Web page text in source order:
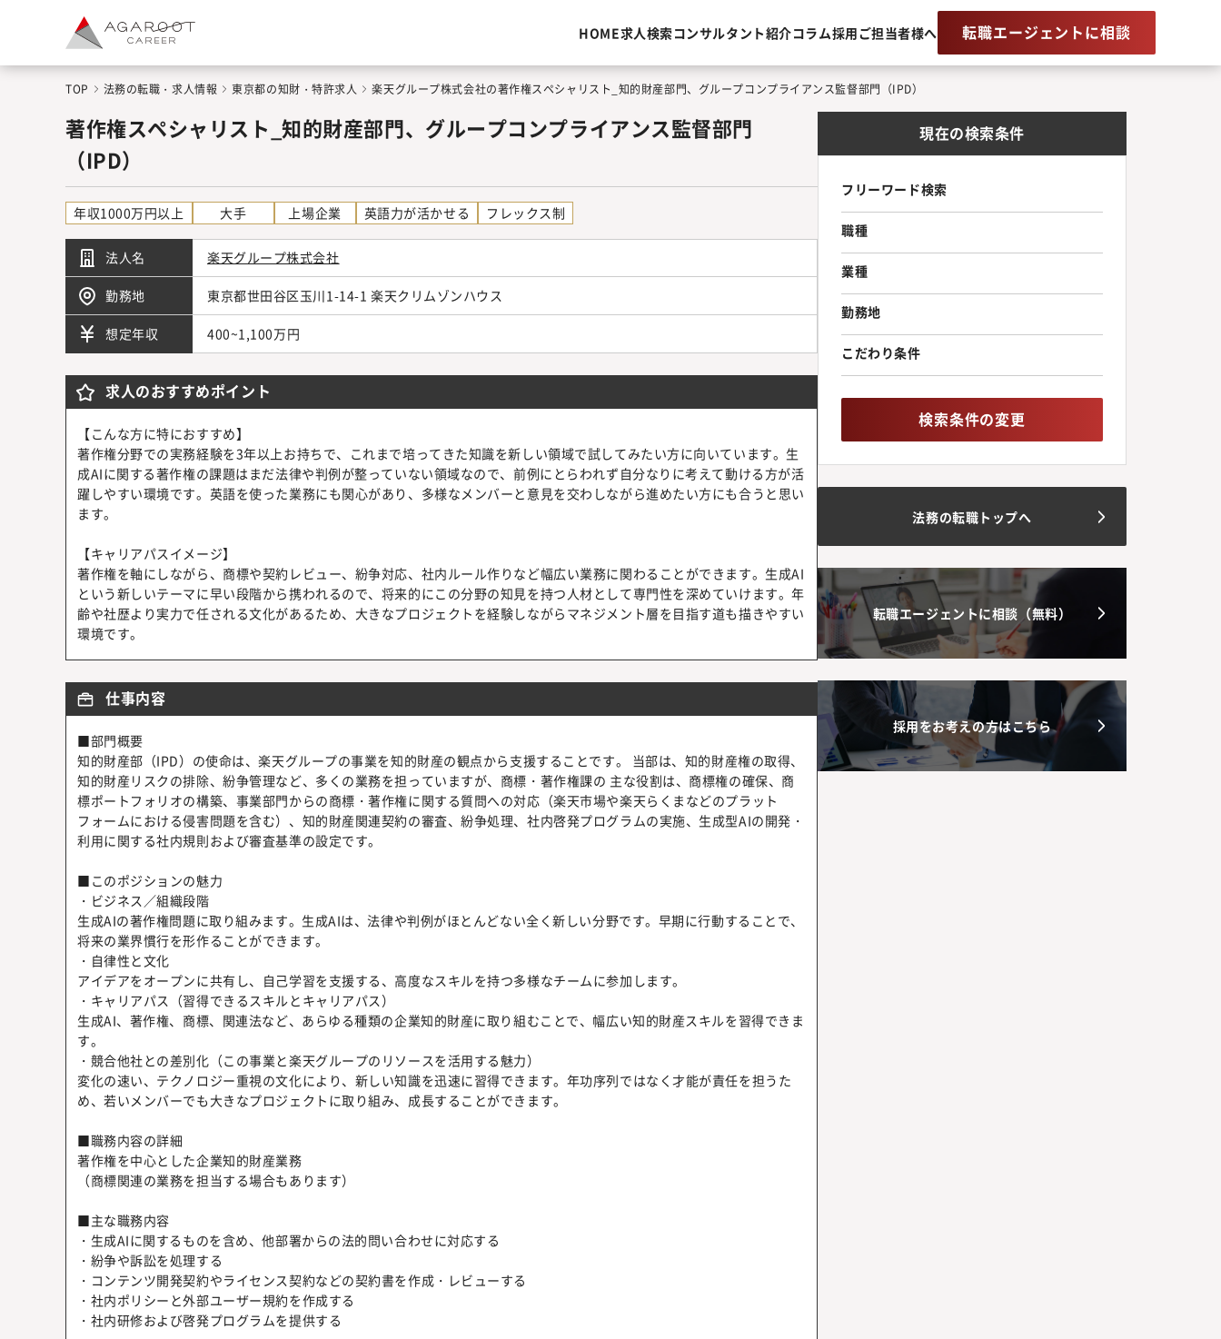
HOME求人検索コンサルタント紹介コラム採用ご担当者様へ 転職エージェントに相談
TOP 法務の転職・求人情報 東京都の知財・特許求人 楽天グループ株式会社の著作権スペシャリスト_知的財産部門、グループコンプライアンス監督部門（IPD）
著作権スペシャリスト_知的財産部門、グループコンプライアンス監督部門
（IPD）
年収1000万円以上 大手 上場企業 英語力が活かせる フレックス制
法人名 楽天グループ株式会社
勤務地 東京都世田谷区玉川1-14-1 楽天クリムゾンハウス
想定年収 400~1,100万円
求人のおすすめポイント
【こんな方に特におすすめ】
著作権分野での実務経験を3年以上お持ちで、これまで培ってきた知識を新しい領域で試してみたい方に向いています。生
成AIに関する著作権の課題はまだ法律や判例が整っていない領域なので、前例にとらわれず自分なりに考えて動ける方が活
躍しやすい環境です。英語を使った業務にも関心があり、多様なメンバーと意見を交わしながら進めたい方にも合うと思い
ます。
【キャリアパスイメージ】
著作権を軸にしながら、商標や契約レビュー、紛争対応、社内ルール作りなど幅広い業務に関わることができます。生成AI
という新しいテーマに早い段階から携われるので、将来的にこの分野の知見を持つ人材として専門性を深めていけます。年
齢や社歴より実力で任される文化があるため、大きなプロジェクトを経験しながらマネジメント層を目指す道も描きやすい
環境です。
仕事内容
■部門概要
知的財産部（IPD）の使命は、楽天グループの事業を知的財産の観点から支援することです。 当部は、知的財産権の取得、
知的財産リスクの排除、紛争管理など、多くの業務を担っていますが、商標・著作権課の 主な役割は、商標権の確保、商
標ポートフォリオの構築、事業部門からの商標・著作権に関する質問への対応（楽天市場や楽天らくまなどのプラット
フォームにおける侵害問題を含む）、知的財産関連契約の審査、紛争処理、社内啓発プログラムの実施、生成型AIの開発・
利用に関する社内規則および審査基準の設定です。
■このポジションの魅力
・ビジネス／組織段階
生成AIの著作権問題に取り組みます。生成AIは、法律や判例がほとんどない全く新しい分野です。早期に行動することで、
将来の業界慣行を形作ることができます。
・自律性と文化
アイデアをオープンに共有し、自己学習を支援する、高度なスキルを持つ多様なチームに参加します。
・キャリアパス（習得できるスキルとキャリアパス）
生成AI、著作権、商標、関連法など、あらゆる種類の企業知的財産に取り組むことで、幅広い知的財産スキルを習得できま
す。
・競合他社との差別化（この事業と楽天グループのリソースを活用する魅力）
変化の速い、テクノロジー重視の文化により、新しい知識を迅速に習得できます。年功序列ではなく才能が責任を担うた
め、若いメンバーでも大きなプロジェクトに取り組み、成長することができます。
■職務内容の詳細
著作権を中心とした企業知的財産業務
（商標関連の業務を担当する場合もあります）
■主な職務内容
・生成AIに関するものを含め、他部署からの法的問い合わせに対応する
・紛争や訴訟を処理する
・コンテンツ開発契約やライセンス契約などの契約書を作成・レビューする
・社内ポリシーと外部ユーザー規約を作成する
・社内研修および啓発プログラムを提供する
現在の検索条件
フリーワード検索
職種
業種
勤務地
こだわり条件
検索条件の変更
法務の転職トップへ
転職エージェントに相談（無料）
採用をお考えの方はこちら